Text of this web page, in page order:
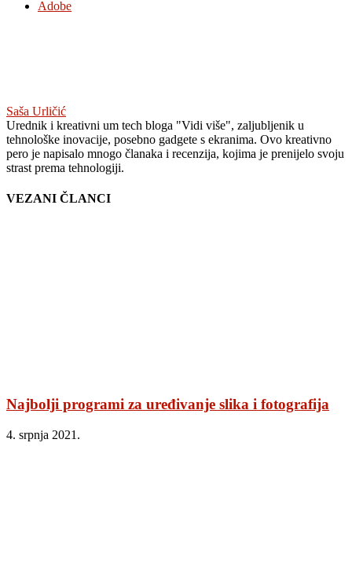
Adobe
Saša Urličić
Urednik i kreativni um tech bloga "Vidi više", zaljubljenik u
tehnološke inovacije, posebno gadgete s ekranima. Ovo kreativno
pero je napisalo mnogo članaka i recenzija, kojima je prenijelo svoju
strast prema tehnologiji.
VEZANI ČLANCI
Najbolji programi za uređivanje slika i fotografija
4. srpnja 2021.